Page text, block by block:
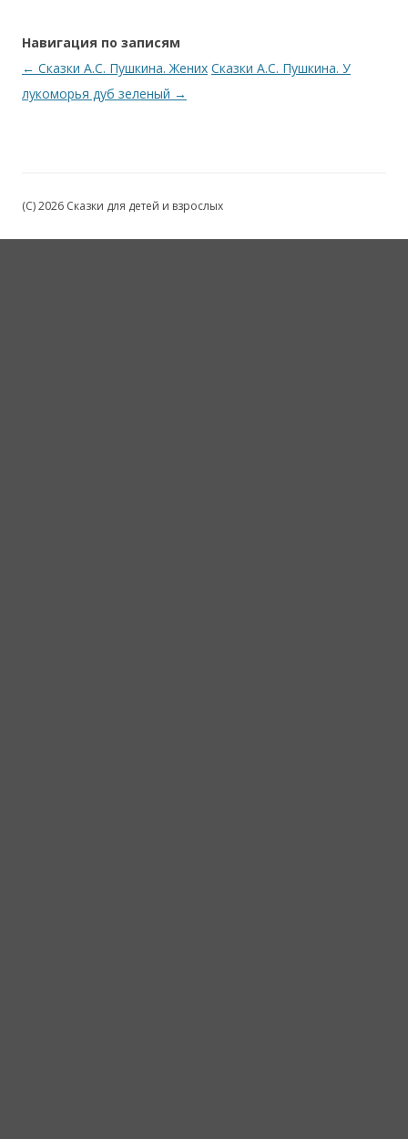
Навигация по записям
← Сказки А.С. Пушкина. Жених Сказки А.С. Пушкина. У
лукоморья дуб зеленый →
(C) 2026 Сказки для детей и взрослых